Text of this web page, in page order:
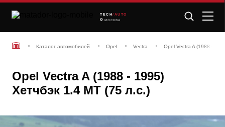
TECH /AUTO
МОСКВА
Каталог автомобилей Opel Vectra Opel Vectra A (1988 -
Opel Vectra A (1988 - 1995)
Хетчбэк 1.4 MT (75 л.с.)